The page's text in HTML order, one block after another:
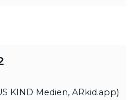
KIND Medien, ARkid.app)